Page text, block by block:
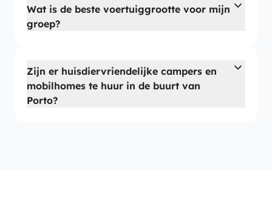
Wat is de beste voertuiggrootte voor mijn
groep?
Zijn er huisdier­vriendelijke campers en
mobilhomes te huur in de buurt van
Porto?